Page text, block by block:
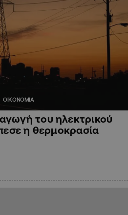
ΟΙΚΟΝΟΜΙΑ
του ηλεκτρικού
η θερμοκρασία